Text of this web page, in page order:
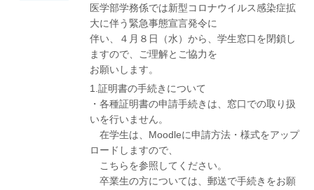
医学部学務係では新型コロナウイルス感染症拡
大に伴う緊急事態宣言発令に
伴い、４月８日（水）から、学生窓口を閉鎖し
ますので、ご理解とご協力を
お願いします。
1.証明書の手続きについて
・各種証明書の申請手続きは、窓口での取り扱
いを行いません。
在学生は、Moodleに申請方法・様式をアップ
ロードしますので、
こちらを参照してください。
卒業生の方については、郵送で手続きをお願